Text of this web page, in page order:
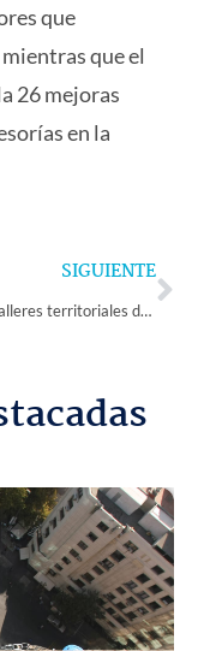
que
que el
26 mejoras
en la
SIGUIENTE
Realizan talleres territoriales de emergencia en puntos estratégicos de la comuna de Vicuña